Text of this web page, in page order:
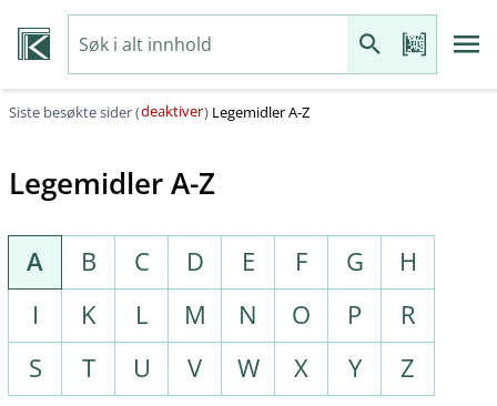
Siste besøkte sider (deaktiver) Legemidler A-Z
Legemidler A-Z
A B C D E F G
H
I
K L M N O P
R
S
T U V W X Y Z